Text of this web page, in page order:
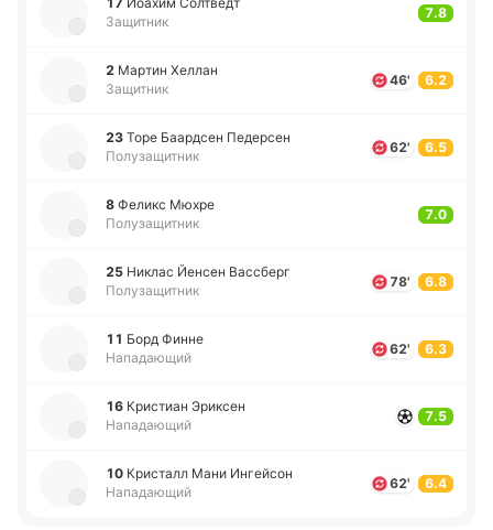
Защитник
7.8
2 Мартин Хеллан
Защитник
46' 6.2
23 Торе Баа­рдсен Пе­де­рсен
Полузащитник
62' 6.5
8 Феликс Мюхре
Полузащитник
7.0
25 Никлас Йенсен Ва­ссберг
Полузащитник
78' 6.8
11 Борд Финне
Нападающий
62' 6.3
16 Кри­стиан Эри­ксен
Нападающий
7.5
10 Кри­сталл Мани Ингей­сон
Нападающий
62' 6.4